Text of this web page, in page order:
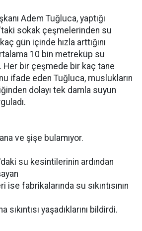
Adem Tuğluca, yaptığı
sokak çeşmelerinden su
gün içinde hızla arttığını
10 bin metreküp su
bir çeşmede bir kaç tane
ifade eden Tuğluca, muslukların
dolayı tek damla suyun
ve şişe bulamıyor.
su kesintilerinin ardından
fabrikalarında su sıkıntısının
yaşadıklarını bildirdi.